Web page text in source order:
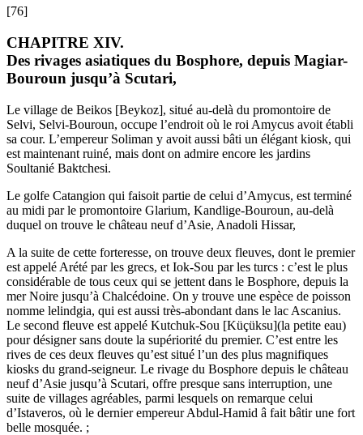
[76]
CHAPITRE XIV.
Des rivages asiatiques du Bosphore, depuis Magiar-
Bouroun jusqu’à Scutari,
Le village de Beikos [Beykoz], situé au-delà du promontoire de
Selvi, Selvi-Bouroun, occupe l’endroit où le roi Amycus avoit établi
sa cour. L’empereur Soliman y avoit aussi bâti un élégant kiosk, qui
est maintenant ruiné, mais dont on admire encore les jardins
Soultanié Baktchesi.
Le golfe Catangion qui faisoit partie de celui d’Amycus, est terminé
au midi par le promontoire Glarium, Kandlige-Bouroun, au-delà
duquel on trouve le château neuf d’Asie, Anadoli Hissar,
A la suite de cette forteresse, on trouve deux fleuves, dont le premier
est appelé Arété par les grecs, et Iok-Sou par les turcs : c’est le plus
considérable de tous ceux qui se jettent dans le Bosphore, depuis la
mer Noire jusqu’à Chalcédoine. On y trouve une espèce de poisson
nomme lelindgia, qui est aussi très-abondant dans le lac Ascanius.
Le second fleuve est appelé Kutchuk-Sou [Küçüksu](la petite eau)
pour désigner sans doute la supériorité du premier. C’est entre les
rives de ces deux fleuves qu’est situé l’un des plus magnifiques
kiosks du grand-seigneur. Le rivage du Bosphore depuis le château
neuf d’Asie jusqu’à Scutari, offre presque sans interruption, une
suite de villages agréables, parmi lesquels on remarque celui
d’Istaveros, où le dernier empereur Abdul-Hamid â fait bâtir une fort
belle mosquée. ;